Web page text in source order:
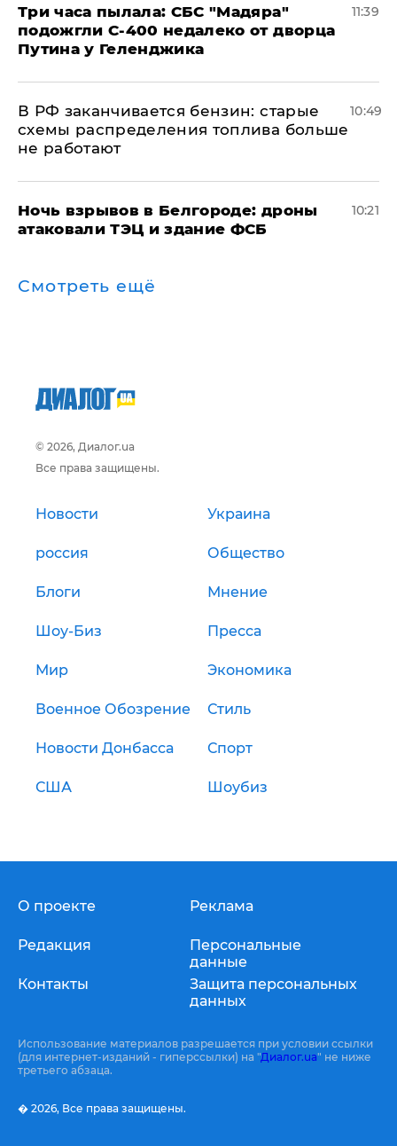
Три часа пылала: СБС "Мадяра"
подожгли С-400 недалеко от дворца
Путина у Геленджика
11:39
​В РФ заканчивается бензин: старые
схемы распределения топлива больше
не работают
10:49
​Ночь взрывов в Белгороде: дроны
атаковали ТЭЦ и здание ФСБ
10:21
Смотреть ещё
© 2026, Диалог.ua
Все права защищены.
Новости Украина
россия Общество
Блоги Мнение
Шоу-Биз Пресса
Мир Экономика
Военное Обозрение Стиль
Новости Донбасса Спорт
США Шоубиз
О проекте
Редакция
Контакты
Реклама
Персональные
данные
Защита персональных
данных
Использование материалов разрешается при условии ссылки
(для интернет-изданий - гиперссылки) на "Диалог.ua" не ниже
третьего абзаца.
� 2026, Все права защищены.